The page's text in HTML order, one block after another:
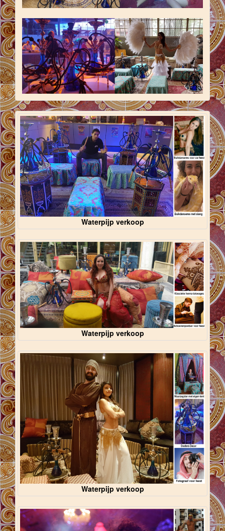
Waterpijp verkoop
Waterpijp verkoop
Waterpijp verkoop